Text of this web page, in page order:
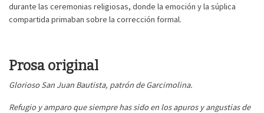
durante las ceremonias religiosas, donde la emoción y la súplica
compartida primaban sobre la corrección formal.
Prosa original
Glorioso San Juan Bautista, patrón de Garcimolina.
Refugio y amparo que siempre has sido en los apuros y angustias de